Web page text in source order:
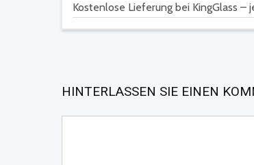
Kostenlose Lieferung bei KingGlass –
HINTERLASSEN SIE EINEN